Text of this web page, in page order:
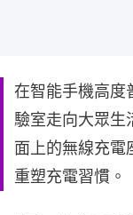
在智能手機高度
驗室走向大眾生
面上的無線充電
重塑充電習慣。